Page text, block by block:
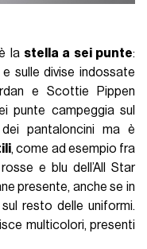
la stella a sei punte:
sulle divise indossate
e Scottie Pippen
punte campeggia sul
pantaloncini ma è
, come ad esempio fra
e blu dell’All Star
presente, anche se in
resto delle uniformi.
multicolori, presenti